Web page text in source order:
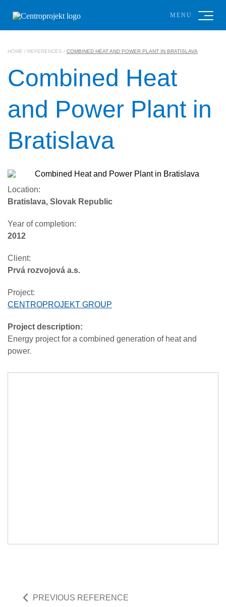
MENU
HOME / REFERENCES / COMBINED HEAT AND POWER PLANT IN BRATISLAVA
Combined Heat
and Power Plant in
Bratislava
Location:
Bratislava, Slovak Republic
Year of completion:
2012
Client:
Prvá rozvojová a.s.
Project:
CENTROPROJEKT GROUP
Project description:
Energy project for a combined generation of heat and
power.
PREVIOUS REFERENCE